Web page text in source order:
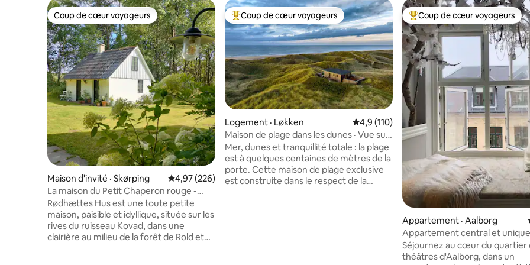
Coup de cœur voyageurs
Coup de cœur voyageurs
Maison d'invité · Skørping Note moyenne de 4,97 sur 5, 226 commentaires
4,97 (226)
La maison du Petit Chaperon rouge -
cachée dans la forêt profonde et
silencieuse
Rødhættes Hus est une toute petite
maison, paisible et idyllique, située sur les
rives du ruisseau Kovad, dans une
clairière au milieu de la forêt de Rold et
Coup de cœur voyageurs parmi les plus aimés
Coup de cœur voyageurs
Logement · Løkken Note moyenne de 4,9 sur 5, 110
4,9 (110)
Maison de plage dans les dunes · Vue sur
la mer · Jutland du Nord
Mer, dunes et tranquillité totale : la plage
est à quelques centaines de mètres de la
porte. Cette maison de plage exclusive
est construite dans le respect de la
Coup de cœur voyageurs
Coup de cœur voyageurs
Appartement · Aalborg
Appartement central et unique
m2, parking gratuit
Séjournez au cœur du quartier
théâtres d'Aalborg, dans un